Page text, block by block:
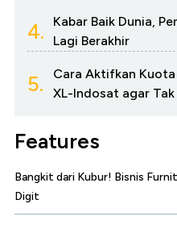
4.
Kabar Baik Dunia,
Lagi Berakhir
5.
Cara Aktifkan
XL-Indosat agar Tak
Features
Bangkit dari Kubur! Bisnis
Digit